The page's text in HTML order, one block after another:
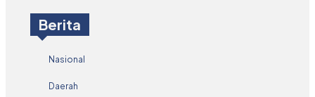
Berita
Nasional
Daerah